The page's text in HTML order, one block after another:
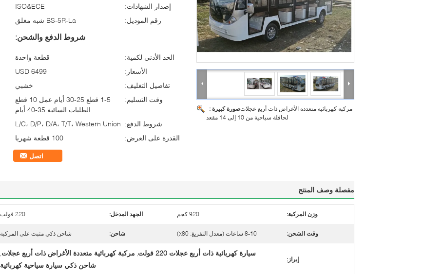
صورة كبيرة :مركبة كهربائية متعددة الأغراض ذات أربع عجلات
لحافلة سياحية من 10 إلى 14 مقعد
إصدار الشهادات:
ISO&ECE
رقم الموديل:
BS-5R-La شبه مغلق
شروط الدفع والشحن:
الحد الأدنى لكمية:
قطعة واحدة
الأسعار:
USD 6499
تفاصيل التغليف:
خشبي
وقت التسليم:
1-5 قطع 25-30 أيام عمل 10 قطع
الطلبات السائبة 35-40 أيام
شروط الدفع: L/C، D/P، D/A، T/T، Western Union
القدرة على العرض:
100 قطعة شهريا
اتصل
مفصلة وصف المنتج
وزن المركبة: 920 كجم الجهد المدخل: 220 فولت
وقت الشحن: 8-10 ساعات (معدل التفريغ: 80٪) شاحن: شاحن ذكي مثبت على المركبة
إبراز:
سيارة كهربائية ذات أربع عجلات 220 فولت , مركبة كهربائية متعددة الأغراض ذات أربع عجلات,
شاحن ذكي سيارة سياحية كهربائية